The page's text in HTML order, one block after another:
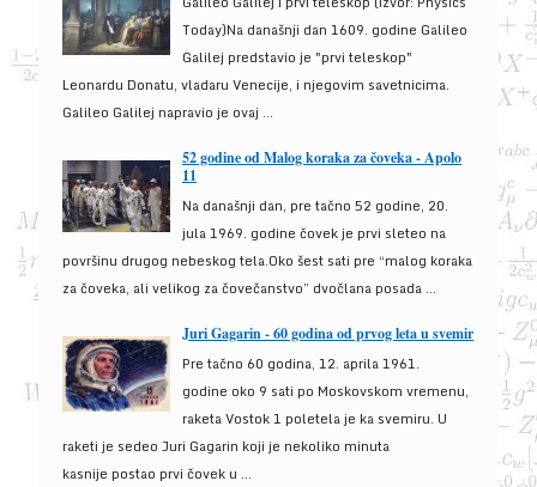
Today)Na današnji dan 1609. godine Galileo
Galilej predstavio je "prvi teleskop"
Leonardu Donatu, vladaru Venecije, i njegovim savetnicima.
Galileo Galilej napravio je ovaj ...
52 godine od Malog koraka za čoveka - Apolo
11
Na današnji dan, pre tačno 52 godine, 20.
jula 1969. godine čovek je prvi sleteo na
površinu drugog nebeskog tela.Oko šest sati pre “malog koraka
za čoveka, ali velikog za čovečanstvo” dvočlana posada ...
Juri Gagarin - 60 godina od prvog leta u svemir
Pre tačno 60 godina, 12. aprila 1961.
godine oko 9 sati po Moskovskom vremenu,
raketa Vostok 1 poletela je ka svemiru. U
raketi je sedeo Juri Gagarin koji je nekoliko minuta
kasnije postao prvi čovek u ...